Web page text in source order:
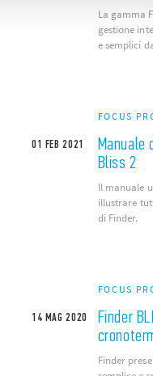
La gamma
gestione
e semplici
01 FEB 2021
FOCUS
Manuale
Bliss 2
Il manuale
illustrare
di Finder.
14 MAG 2020
FOCUS
Finder
Finder